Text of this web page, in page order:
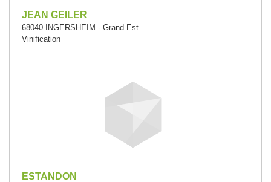
JEAN GEILER
68040 INGERSHEIM - Grand Est
Vinification
ESTANDON